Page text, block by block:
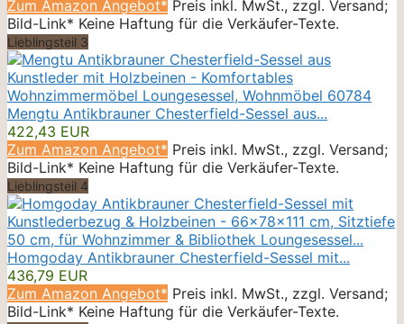
Zum Amazon Angebot* Preis inkl. MwSt., zzgl. Versand;
Bild-Link* Keine Haftung für die Verkäufer-Texte.
Lieblingsteil 3
Mengtu Antikbrauner Chesterfield-Sessel aus...
422,43 EUR
Zum Amazon Angebot* Preis inkl. MwSt., zzgl. Versand;
Bild-Link* Keine Haftung für die Verkäufer-Texte.
Lieblingsteil 4
Homgoday Antikbrauner Chesterfield-Sessel mit...
436,79 EUR
Zum Amazon Angebot* Preis inkl. MwSt., zzgl. Versand;
Bild-Link* Keine Haftung für die Verkäufer-Texte.